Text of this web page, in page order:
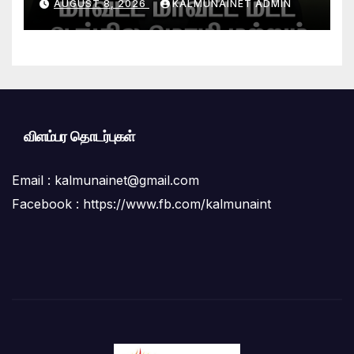
AUGUST 8, 2026 KALMUNAINET ADMIN
விளம்பர தொடர்புகள்
Email : kalmunainet@gmail.com
Facebook : https://www.fb.com/kalmunaint